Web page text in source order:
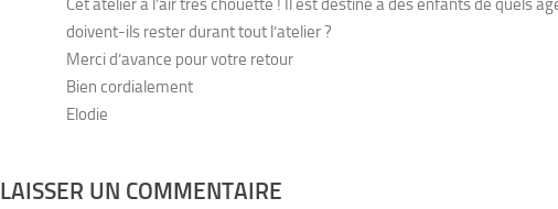
Cet atelier a l’air très chouette ! Il est destiné à des enfants de quels
doivent-ils rester durant tout l’atelier ?
Merci d’avance pour votre retour
Bien cordialement
Elodie
LAISSER UN COMMENTAIRE